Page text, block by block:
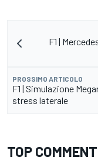
F1 |
PROSSIMO ARTICOLO
F1 | Simulazione
stress laterale
TOP